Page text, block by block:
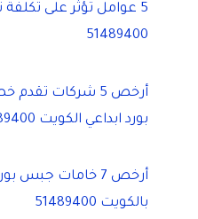
5 عوامل تؤثر على
51489400
أرخص 5 شركات
بورد ابداعي الكويت 51489400
أرخص 7 خامات
بالكويت 51489400